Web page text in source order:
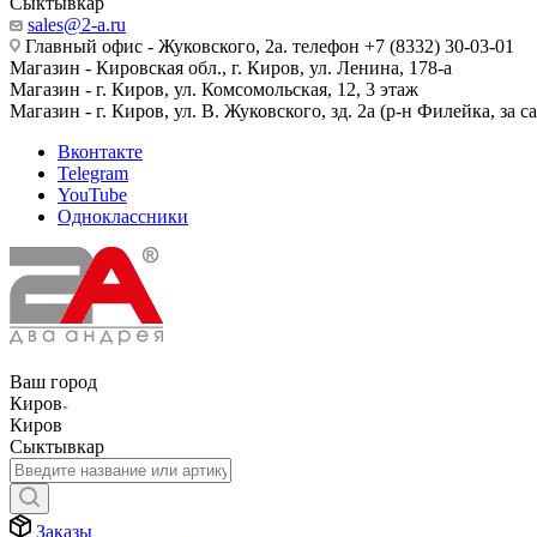
sales@2-a.ru
Главный офис - Жуковского, 2а. телефон +7 (8332) 30-03-01
Магазин - Кировская обл., г. Киров, ул. Ленина, 178-а
Магазин - г. Киров, ул. Комсомольская, 12, 3 этаж
Магазин - г. Киров, ул. В. Жуковского, зд. 2а (р-н Филейка, за
Вконтакте
Telegram
YouTube
Одноклассники
Ваш город
Киров
Киров
Сыктывкар
Заказы